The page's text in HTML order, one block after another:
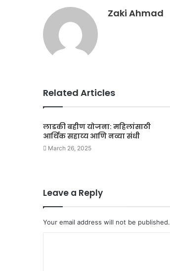
Zaki Ahmad
Related Articles
लाडकी बहीण योजना: महिलांसाठी
आर्थिक सहाय्य आणि नव्या संधी
March 26, 2025
Leave a Reply
Your email address will not be published.